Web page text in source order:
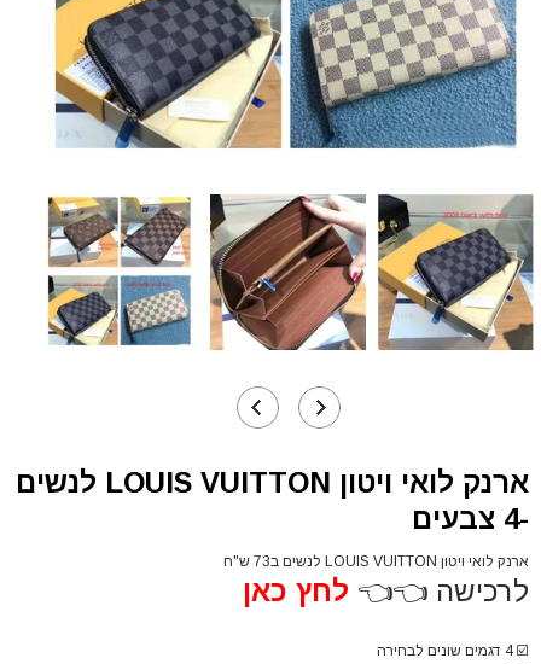
ארנק לואי ויטון LOUIS VUITTON לנשים
-4 צבעים
ארנק לואי ויטון LOUIS VUITTON לנשים ב73 ש"ח
לרכישה 👈👈 לחץ כאן
☑️4 דגמים שונים לבחירה